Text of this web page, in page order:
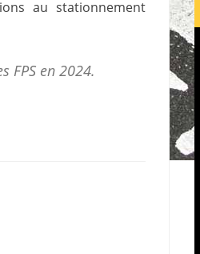
au stationnement
FPSen 2024.